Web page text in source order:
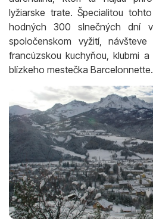
lyžiarske trate. Špecialitou
hodných 300 slnečných dní
spoločenskom vyžití,
francúzskou kuchyňou, klubmi
blízkeho mestečka Barcelonnette.